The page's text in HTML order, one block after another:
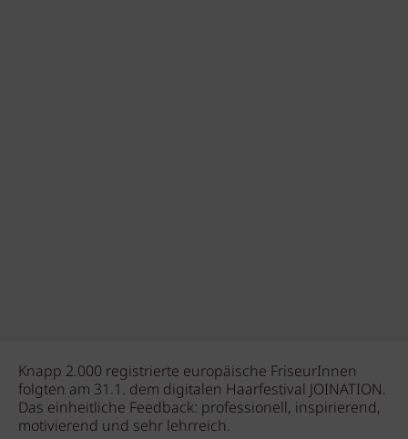
Knapp 2.000 registrierte europäische FriseurInnen
folgten am 31.1. dem digitalen Haarfestival JOINATION.
Das einheitliche Feedback: professionell, inspirierend,
motivierend und sehr lehrreich.